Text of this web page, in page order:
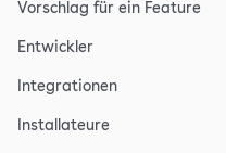
Vorschlag für ein Feature
Entwickler
Integrationen
Installateure